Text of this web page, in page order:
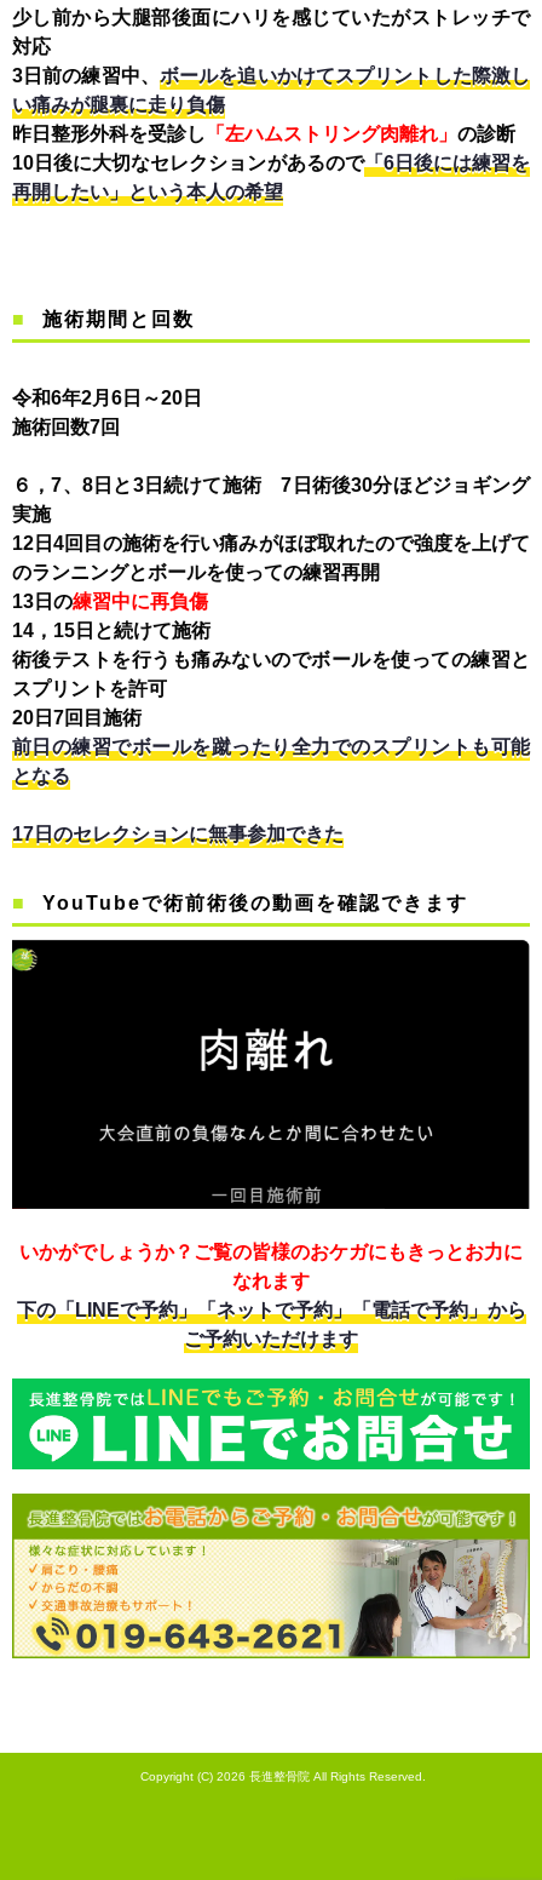
少し前から大腿部後面にハリを感じていたがストレッチで
対応
3日前の練習中、 ボールを追いかけてスプリントした際激し
い痛みが腿裏に走り負傷
昨日整形外科を受診し
「左ハムストリング肉離れ」 の診断
10日後に大切なセレクションがあるので「6日後には練習を
再開したい」という本人の希望
施術期間と回数
令和6年2月6日～20日
施術回数7回
６，7、8日と3日続けて施術 7日術後30分ほどジョギング
実施
12日4回目の施術を行い痛みがほぼ取れたので強度を上げて
のランニングとボールを使っての練習再開
13日の練習中に再負傷
14，15日と続けて施術
術後テストを行うも痛みないのでボールを使っての練習と
スプリントを許可
20日7回目施術
前日の練習でボールを蹴ったり全力でのスプリントも可能
となる
17日のセレクションに無事参加できた
YouTubeで術前術後の動画を確認できます
いかがでしょうか？ご覧の皆様のおケガにもきっとお力に
なれます
下の「LINEで予約」「ネットで予約」「電話で予約」から
ご予約いただけます
Copyright (C) 2026 長進整骨院 All Rights Reserved.